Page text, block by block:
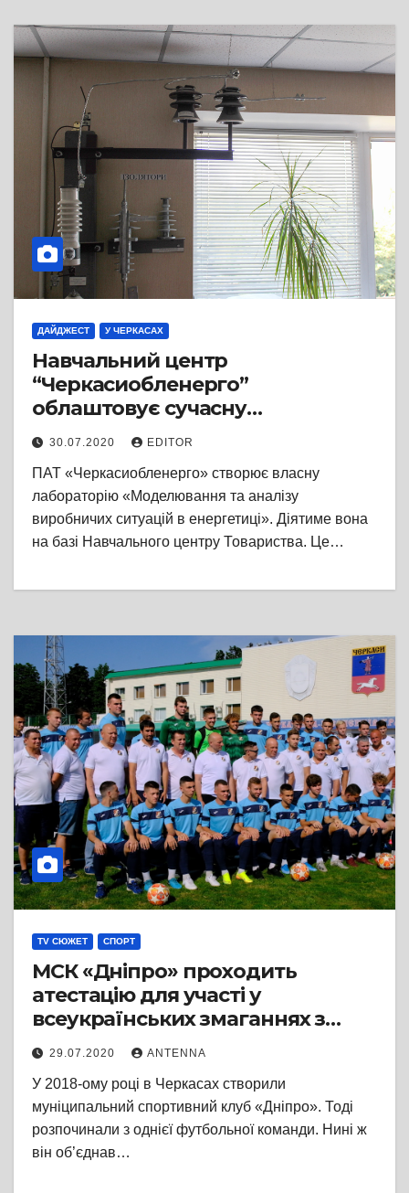
ДАЙДЖЕСТ У ЧЕРКАСАХ
Навчальний центр
“Черкасиобленерго”
облаштовує сучасну
лабораторію моделювання та
аналізу виробничих ситуацій в
енергетиці
30.07.2020 EDITOR
ПАТ «Черкасиобленерго» створює власну
лабораторію «Моделювання та аналізу
виробничих ситуацій в енергетиці». Діятиме вона
на базі Навчального центру Товариства. Це…
TV СЮЖЕТ СПОРТ
МСК «Дніпро» проходить
атестацію для участі у
всеукраїнських змаганнях з
футболу
29.07.2020 ANTENNA
У 2018-ому році в Черкасах створили
муніципальний спортивний клуб «Дніпро». Тоді
розпочинали з однієї футбольної команди. Нині ж
він об’єднав…